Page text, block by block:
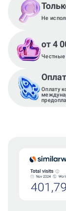
Не
от 4
Честные
Оплату